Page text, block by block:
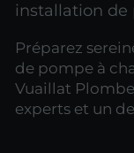
installation de
Préparez
de pompe à
Vuaillat
experts et un